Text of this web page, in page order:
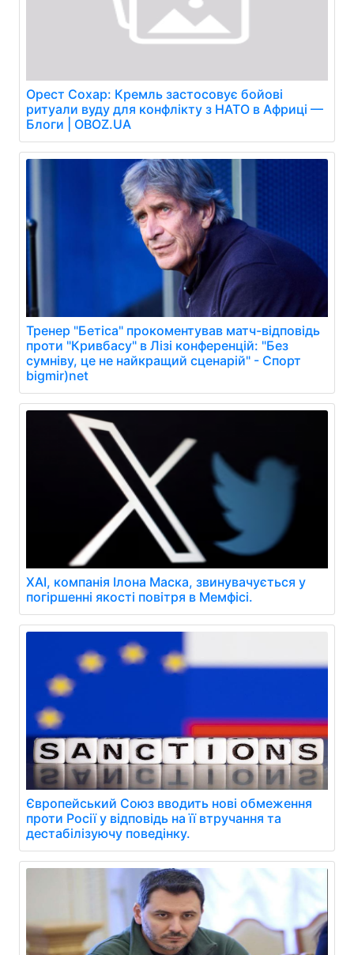
Орест Сохар: Кремль застосовує бойові
ритуали вуду для конфлікту з НАТО в Африці —
Блоги | OBOZ.UA
Тренер "Бетіса" прокоментував матч-відповідь
проти "Кривбасу" в Лізі конференцій: "Без
сумніву, це не найкращий сценарій" - Спорт
bigmir)net
XAI, компанія Ілона Маска, звинувачується у
погіршенні якості повітря в Мемфісі.
Європейський Союз вводить нові обмеження
проти Росії у відповідь на її втручання та
дестабілізуючу поведінку.